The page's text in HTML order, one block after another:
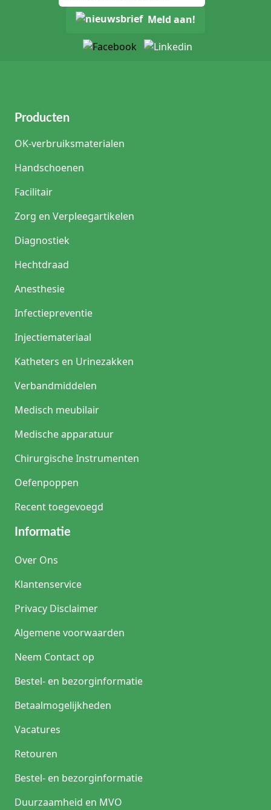
Meld aan!
Producten
OK-verbruiksmaterialen
Handschoenen
Facilitair
Zorg en Verpleegartikelen
Diagnostiek
Hechtdraad
Anesthesie
Infectiepreventie
Injectiemateriaal
Katheters en Urinezakken
Verbandmiddelen
Medisch meubilair
Medische apparatuur
Chirurgische Instrumenten
Oefenpoppen
Recent toegevoegd
Informatie
Over Ons
Klantenservice
Privacy Disclaimer
Algemene voorwaarden
Neem Contact op
Bestel- en bezorginformatie
Betaalmogelijkheden
Vacatures
Retouren
Bestel- en bezorginformatie
Duurzaamheid en MVO